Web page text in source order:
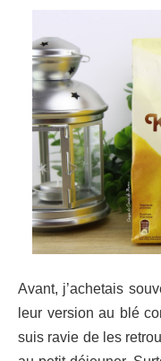
Avant, j’achetais
leur version au blé
suis ravie de les